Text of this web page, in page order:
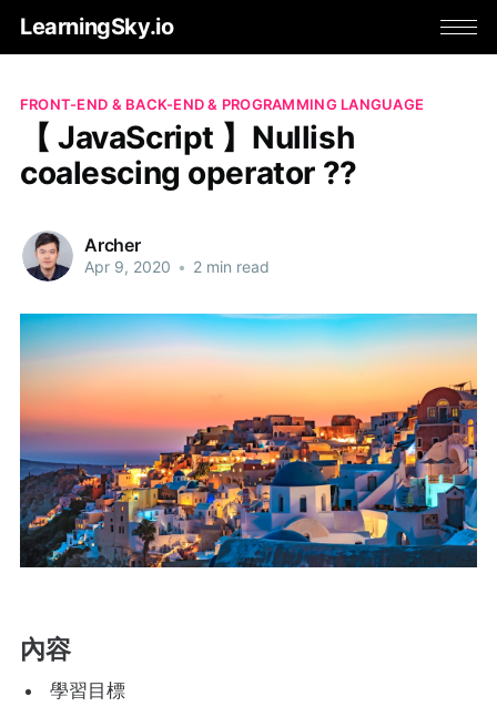
LearningSky.io
FRONT-END & BACK-END & PROGRAMMING LANGUAGE
【 JavaScript 】Nullish
coalescing operator ??
Archer
Apr 9, 2020 • 2 min read
內容
學習目標